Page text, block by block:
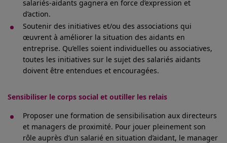
salariés-aidants gagnera en force d’expression et
d’action.
Soutenir des initiatives et/ou des associations qui
œuvrent à améliorer la situation des aidants en
entreprise. Qu’elles soient individuelles ou associatives,
toutes les initiatives sur le sujet des salariés aidants
doivent être entendues et encouragées.
Sensibiliser le corps social et outiller les relais
Proposer une formation de sensibilisation aux directeurs
et managers de proximité. Pour jouer pleinement son
rôle auprès d’un salarié en situation d’aidant, le manager